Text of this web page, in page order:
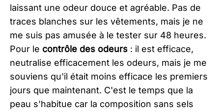
laissant une odeur douce et agréable. Pas de
traces blanches sur les vêtements, mais je ne
me suis pas amusée à le tester sur 48 heures.
Pour le contrôle des odeurs : il est efficace,
neutralise efficacement les odeurs, mais je me
souviens qu'il était moins efficace les premiers
jours que maintenant. C'est le temps que la
peau s'habitue car la composition sans sels